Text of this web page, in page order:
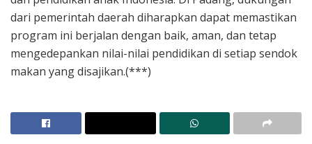
dari pemerintah daerah diharapkan dapat memastikan
program ini berjalan dengan baik, aman, dan tetap
mengedepankan nilai-nilai pendidikan di setiap sendok
makan yang disajikan.(***)